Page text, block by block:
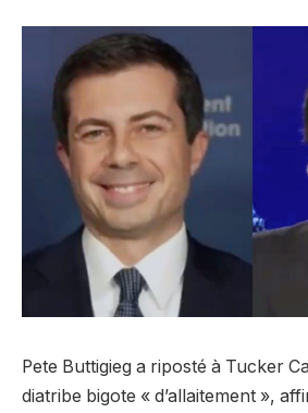
Pete Buttigieg a riposté à Tucker
diatribe bigote « d’allaitement »,